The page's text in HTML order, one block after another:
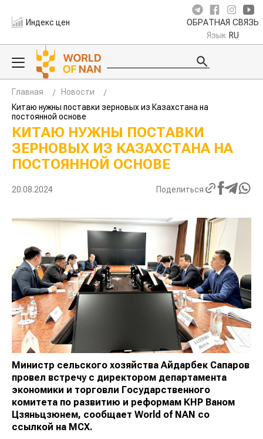
Индекс цен ОБРАТНАЯ СВЯЗЬ
Язык RU
Главная
Новости
Китаю нужны поставки зерновых из Казахстана на
постоянной основе
КИТАЮ НУЖНЫ ПОСТАВКИ
ЗЕРНОВЫХ ИЗ КАЗАХСТАНА НА
ПОСТОЯННОЙ ОСНОВЕ
20.08.2024 Поделиться
Министр сельского хозяйства Айдарбек Сапаров
провел встречу с директором департамента
экономики и торговли Государственного
комитета по развитию и реформам КНР Ваном
Цзяньцзюнем, сообщает World of NAN со
ссылкой на МСХ.